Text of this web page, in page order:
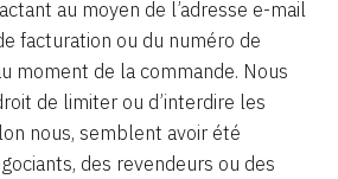
au moyen de l’adresse e-mail
facturation ou du numéro de
moment de la commande. Nous
de limiter ou d’interdire les
nous, semblent avoir été
des revendeurs ou des